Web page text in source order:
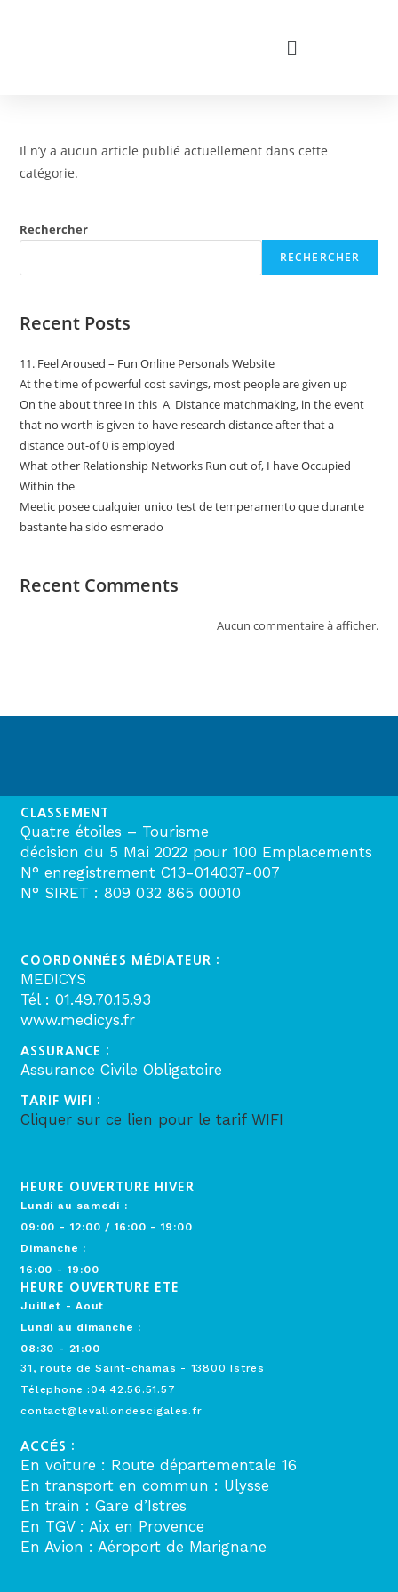
Il n’y a aucun article publié actuellement dans cette
catégorie.
Rechercher
RECHERCHER
Recent Posts
11. Feel Aroused – Fun Online Personals Website
At the time of powerful cost savings, most people are given up
On the about three In this_A_Distance matchmaking, in the event
that no worth is given to have research distance after that a
distance out-of 0 is employed
What other Relationship Networks Run out of, I have Occupied
Within the
Meetic posee cualquier unico test de temperamento que durante
bastante ha sido esmerado
Recent Comments
Aucun commentaire à afficher.
CLASSEMENT
Quatre étoiles – Tourisme
décision du 5 Mai 2022 pour 100 Emplacements
N° enregistrement C13-014037-007
N° SIRET : 809 032 865 00010
COORDONNÉES MÉDIATEUR :
MEDICYS
Tél : 01.49.70.15.93
www.medicys.fr
ASSURANCE :
Assurance Civile Obligatoire
TARIF WIFI :
Cliquer sur ce lien pour le tarif WIFI
HEURE OUVERTURE HIVER
Lundi au samedi :
09:00 - 12:00 / 16:00 - 19:00
Dimanche :
16:00 - 19:00
HEURE OUVERTURE ETE
Juillet - Aout
Lundi au dimanche :
08:30 - 21:00
31, route de Saint-chamas - 13800 Istres
Télephone :04.42.56.51.57
contact@levallondescigales.fr
ACCÉS :
En voiture : Route départementale 16
En transport en commun : Ulysse
En train : Gare d’Istres
En TGV : Aix en Provence
En Avion : Aéroport de Marignane